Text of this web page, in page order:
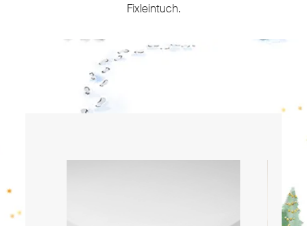
Fixleintuch.